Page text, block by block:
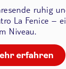
ruhig
La Fenice –
Niveau.
erfahren